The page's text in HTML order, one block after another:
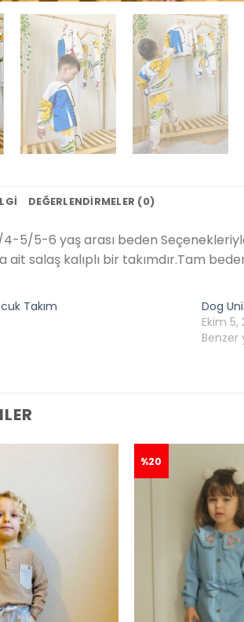
DEĞERLENDIRMELER (0)
5/5-6 yaş arası beden
ait salaş kalıplı bir takımdır.Tam
Takım
Dog
Ekim 5,
Benzer
%20